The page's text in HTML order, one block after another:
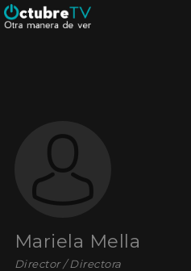
Mariela Mella
Director / Directora